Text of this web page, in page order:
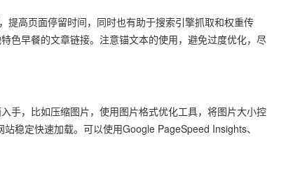
提高页面停留时间，同时也有助于搜索引擎抓取和权重传
色早餐的文章链接。注意锚文本的使用，避免过度优化，尽
手，比如压缩图片，使用图片格式优化工具，将图片大小控
稳定快速加载。可以使用Google PageSpeed Insights、